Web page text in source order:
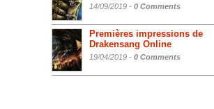
14/09/2019 - 0 Comments
Premières impressions de
Drakensang Online
19/04/2019 - 0 Comments